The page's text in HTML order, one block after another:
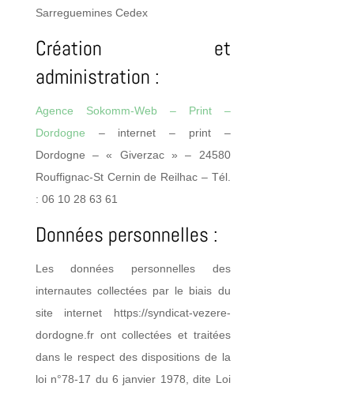
Sarreguemines Cedex
Création et
administration :
Agence Sokomm-Web – Print –
Dordogne – internet – print –
Dordogne – « Giverzac » – 24580
Rouffignac-St Cernin de Reilhac – Tél.
: 06 10 28 63 61
Données personnelles :
Les données personnelles des
internautes collectées par le biais du
site internet https://syndicat-vezere-
dordogne.fr ont collectées et traitées
dans le respect des dispositions de la
loi n°78-17 du 6 janvier 1978, dite Loi